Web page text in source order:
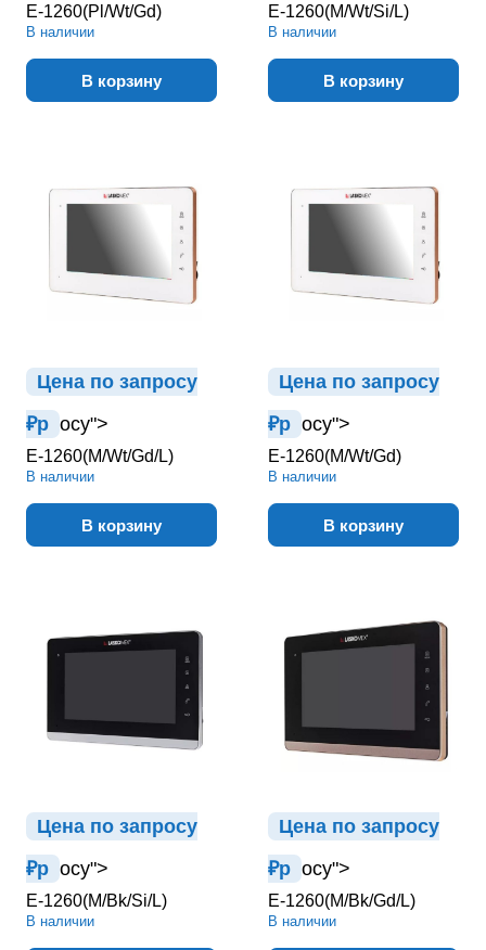
E-1260(Pl/Wt/Gd)
В наличии
В корзину
E-1260(M/Wt/Si/L)
В наличии
В корзину
Цена по запросу
₽р осу">
E-1260(M/Wt/Gd/L)
В наличии
В корзину
Цена по запросу
₽р осу">
E-1260(M/Wt/Gd)
В наличии
В корзину
Цена по запросу
₽р осу">
E-1260(M/Bk/Si/L)
В наличии
Цена по запросу
₽р осу">
E-1260(M/Bk/Gd/L)
В наличии